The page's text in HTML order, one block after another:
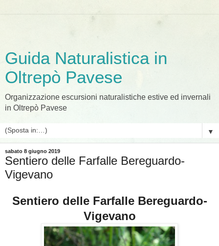
Guida Naturalistica in
Oltrepò Pavese
Organizzazione escursioni naturalistiche estive ed invernali
in Oltrepò Pavese
▼
sabato 8 giugno 2019
Sentiero delle Farfalle Bereguardo-
Vigevano
Sentiero delle Farfalle Bereguardo-
Vigevano